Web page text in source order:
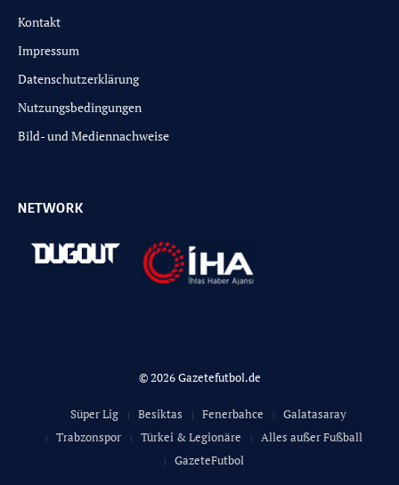
Kontakt
Impressum
Datenschutzerklärung
Nutzungsbedingungen
Bild- und Mediennachweise
NETWORK
© 2026 Gazetefutbol.de
Süper Lig Besiktas Fenerbahce
Galatasaray
Trabzonspor
Türkei & Legionäre
Alles außer Fußball
GazeteFutbol